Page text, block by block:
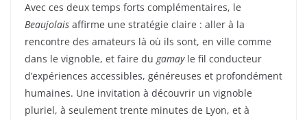
Avec ces deux temps forts complémentaires, le
Beaujolais affirme une stratégie claire : aller à la
rencontre des amateurs là où ils sont, en ville comme
dans le vignoble, et faire du gamayle fil conducteur
d’expériences accessibles, généreuses et profondément
humaines. Une invitation à découvrir un vignoble
pluriel, à seulement trente minutes de Lyon, et à